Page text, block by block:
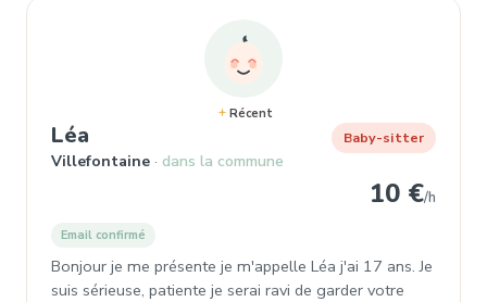
Récent
Léa , Baby-sitter à Villefontaine
Villefontaine dans la commune
Baby-sitter
10 €/h
Email confirmé
Bonjour je me présente je m'appelle Léa j'ai 17 ans. Je
suis sérieuse, patiente je serai ravi de garder votre